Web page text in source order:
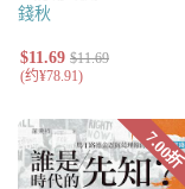
錢秋